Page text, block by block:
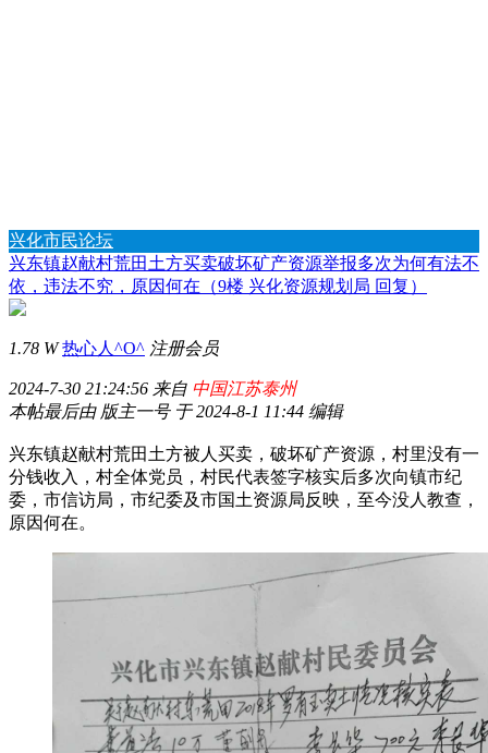
兴化市民论坛
兴东镇赵献村荒田土方买卖破坏矿产资源举报多次为何有法不
依，违法不究，原因何在（9楼 兴化资源规划局 回复）
1.78 W 热心人^O^ 注册会员
2024-7-30 21:24:56 来自 中国江苏泰州
本帖最后由 版主一号 于 2024-8-1 11:44 编辑
兴东镇赵献村荒田土方被人买卖，破坏矿产资源，村里没有一
分钱收入，村全体党员，村民代表签字核实后多次向镇市纪
委，市信访局，市纪委及市国土资源局反映，至今没人教查，
原因何在。